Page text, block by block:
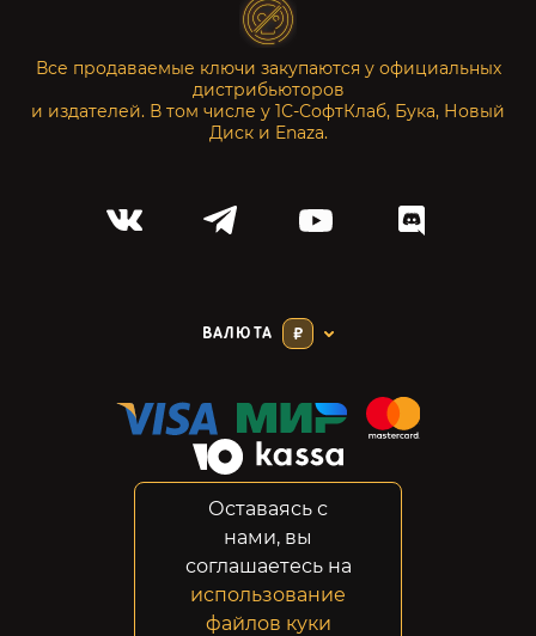
Все продаваемые ключи закупаются у официальных
дистрибьюторов
и издателей. В том числе у 1С-СофтКлаб, Бука, Новый
Диск и Enaza.
ВАЛЮТА ₽
Конфиденциальность
Возвраты
Правовая информация
Оставаясь с
нами, вы
соглашаетесь на
использование
файлов куки